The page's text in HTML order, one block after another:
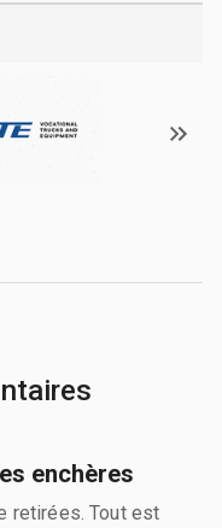
enchères
retirées. Tout est